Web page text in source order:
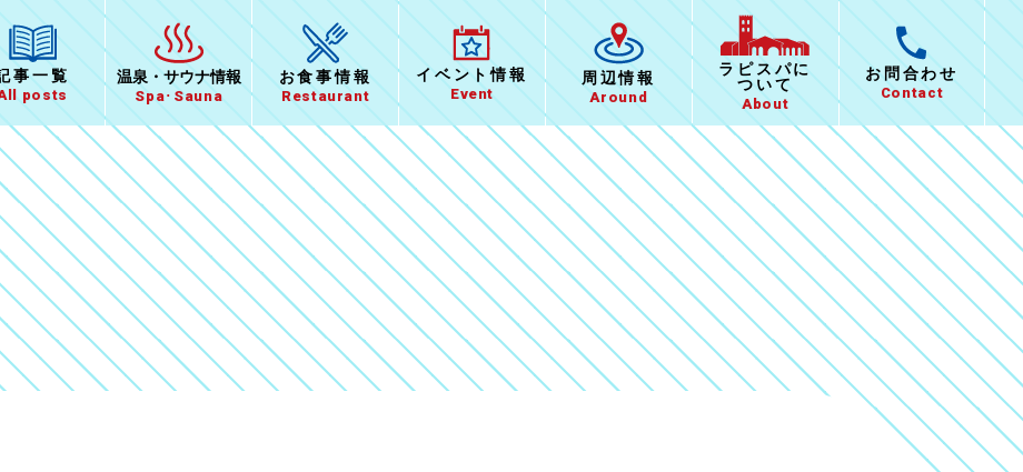
事一覧
posts
温泉・ サウナ情報
Spa･Sauna
お食事情報
Restaurant
イベント情報
Event
周辺情報
Around
ラピスパに
ついて
About
お問合わせ
Contact